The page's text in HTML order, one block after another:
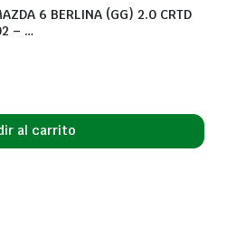
6 BERLINA (GG) 2.0 CRTD
– …
al carrito